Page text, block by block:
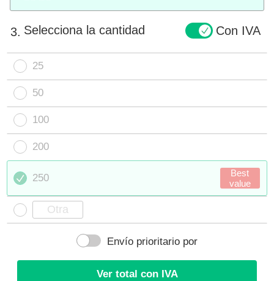
3. Selecciona la cantidad Con IVA
25
50
100
200
250
Best
value
Envío prioritario por
Ver total con IVA